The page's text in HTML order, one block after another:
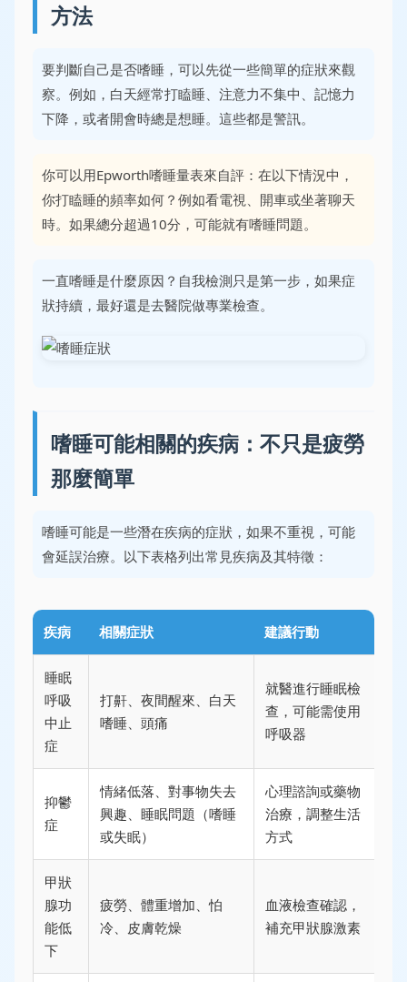
方法
要判斷自己是否嗜睡，可以先從一些簡單的症狀來觀
察。例如，白天經常打瞌睡、注意力不集中、記憶力
下降，或者開會時總是想睡。這些都是警訊。
你可以用Epworth嗜睡量表來自評：在以下情況中，
你打瞌睡的頻率如何？例如看電視、開車或坐著聊天
時。如果總分超過10分，可能就有嗜睡問題。
一直嗜睡是什麼原因？自我檢測只是第一步，如果症
狀持續，最好還是去醫院做專業檢查。
嗜睡可能相關的疾病：不只是疲勞
那麼簡單
嗜睡可能是一些潛在疾病的症狀，如果不重視，可能
會延誤治療。以下表格列出常見疾病及其特徵：
疾病 相關症狀 建議行動
睡眠
呼吸
中止
症
打鼾、夜間醒來、白天
嗜睡、頭痛
就醫進行睡眠檢
查，可能需使用
呼吸器
抑鬱
症
情緒低落、對事物失去
興趣、睡眠問題（嗜睡
或失眠）
心理諮詢或藥物
治療，調整生活
方式
甲狀
腺功
能低
下
疲勞、體重增加、怕
冷、皮膚乾燥
血液檢查確認，
補充甲狀腺激素